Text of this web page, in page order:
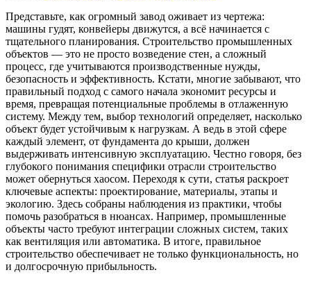
Представьте, как огромный завод оживает из чертежа:
машины гудят, конвейеры движутся, а всё начинается с
тщательного планирования. Строительство промышленных
объектов — это не просто возведение стен, а сложный
процесс, где учитываются производственные нужды,
безопасность и эффективность. Кстати, многие забывают, что
правильный подход с самого начала экономит ресурсы и
время, превращая потенциальные проблемы в отлаженную
систему. Между тем, выбор технологий определяет, насколько
объект будет устойчивым к нагрузкам. А ведь в этой сфере
каждый элемент, от фундамента до крыши, должен
выдерживать интенсивную эксплуатацию. Честно говоря, без
глубокого понимания специфики отрасли строительство
может обернуться хаосом. Переходя к сути, статья раскроет
ключевые аспекты: проектирование, материалы, этапы и
экологию. Здесь собраны наблюдения из практики, чтобы
помочь разобраться в нюансах. Например, промышленные
объекты часто требуют интеграции сложных систем, таких
как вентиляция или автоматика. В итоге, правильное
строительство обеспечивает не только функциональность, но
и долгосрочную прибыльность.